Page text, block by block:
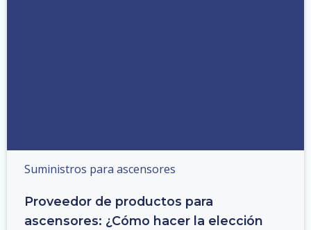
Suministros para ascensores
Proveedor de productos para
ascensores: ¿Cómo hacer la elección